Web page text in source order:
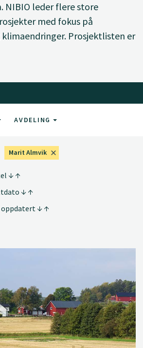
NIBIO leder flere store
med fokus på
Prosjektlisten er
AVDELING
Marit Almvik
oppdatert